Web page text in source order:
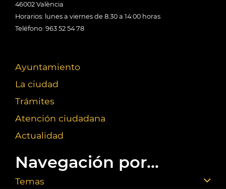
46002 València
Horarios: lunes a viernes de 8:30 a 14:00 horas
Teléfono: 963 52 54 78
Ayuntamiento
La ciudad
Trámites
Atención ciudadana
Actualidad
Navegación por...
Temas